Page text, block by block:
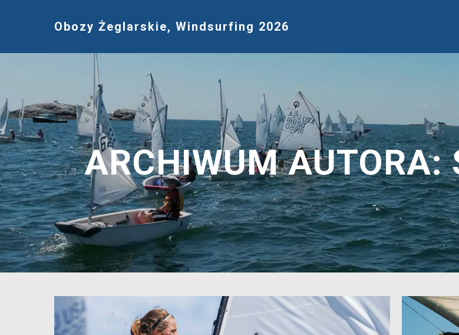
Obozy Żeglarskie, Windsurfing 2026
ARCHIWUM AUTORA: